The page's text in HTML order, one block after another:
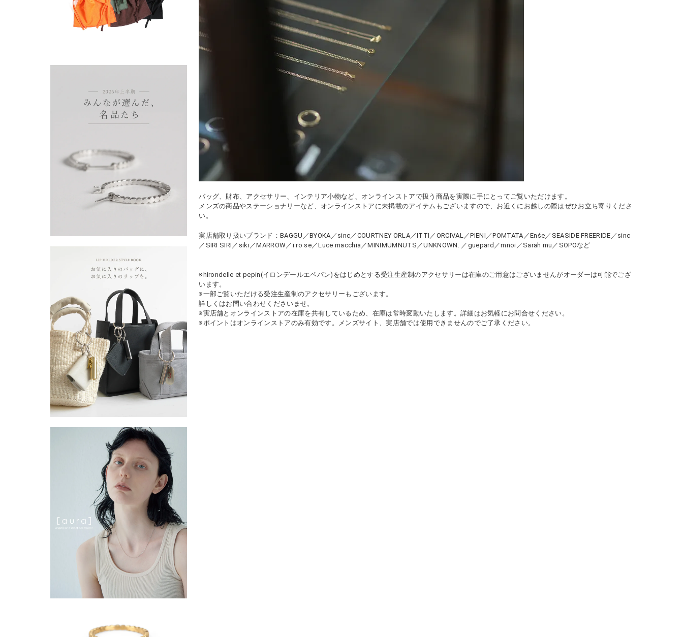
バッグ、財布、アクセサリー、インテリア小物など、オンラインストアで扱う商品を実際に手にとってご覧いただけます。
メンズの商品やステーショナリーなど、オンラインストアに未掲載のアイテムもございますので、お近くにお越しの際はぜひお立ち寄りくださ
い。
実店舗取り扱いブランド：BAGGU／BYOKA／sinc／COURTNEY ORLA／ITTI／ORCIVAL／PIENI／POMTATA／Enśe／SEASIDE FREERIDE／sinc
／SIRI SIRI／siki／MARROW／i ro se／Luce macchia／MINIMUMNUTS／UNKNOWN. ／guepard／mnoi／Sarah mu／SOPOなど
※hirondelle et pepin(イロンデールエペパン)をはじめとする受注生産制のアクセサリーは在庫のご用意はございませんがオーダーは可能でござ
います。
※一部ご覧いただける受注生産制のアクセサリーもございます。
詳しくはお問い合わせくださいませ。
※実店舗とオンラインストアの在庫を共有しているため、在庫は常時変動いたします。詳細はお気軽にお問合せください。
※ポイントはオンラインストアのみ有効です。メンズサイト、実店舗では使用できませんのでご了承ください。